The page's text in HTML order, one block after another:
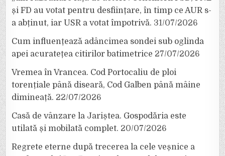
și FD au votat pentru desființare, în timp ce AUR s-
a abținut, iar USR a votat împotrivă. 31/07/2026
Cum influențează adâncimea sondei sub oglinda
apei acuratețea citirilor batimetrice 27/07/2026
Vremea în Vrancea. Cod Portocaliu de ploi
torențiale până diseară, Cod Galben până mâine
dimineață. 22/07/2026
Casă de vânzare la Jariștea. Gospodăria este
utilată și mobilată complet. 20/07/2026
Regrete eterne după trecerea la cele veșnice a